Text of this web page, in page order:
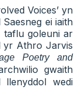
Voices’ yn
ei iaith
taflu goleuni ar
yr Athro Jarvis
Poetry and
gwaith
wedi